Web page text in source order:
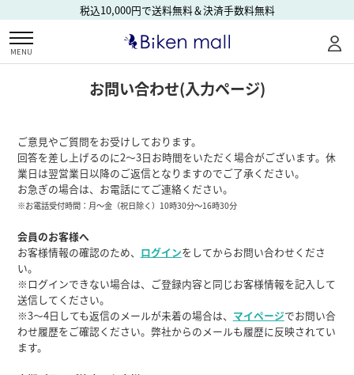
税込10,000円で送料無料＆決済手数料無料
MENU
お問い合わせ(入力ページ)
ご意見やご質問をお受けしております。
回答を差し上げるのに2～3日お時間をいただく場合がございます。休
業日は翌営業日以降のご返信となりますのでご了承ください。
お急ぎの場合は、お電話にてご連絡ください。
※お電話受付時間：月～金（祝日除く） 10時30分～16時30分
会員のお客様へ
お客様情報の確認のため、 ログインをしてからお問い合わせくださ
い。
※ログインできない場合は、ご登録内容と同じお客様情報を記入して
送信してください。
※3～4日しても返信のメールが未着の場合は、 マイページでお問い合
わせ履歴をご確認ください。弊社からのメールも履歴に反映されてい
ます。